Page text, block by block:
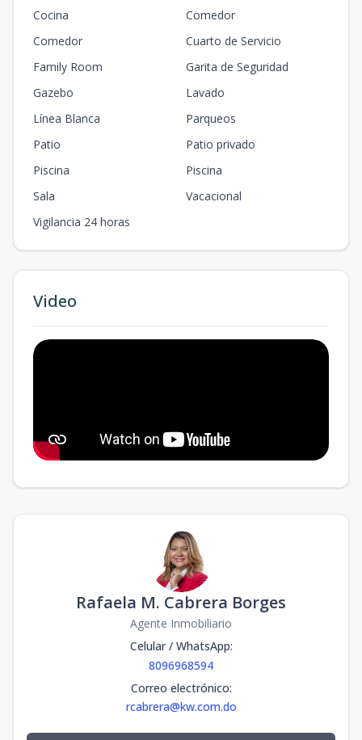
Cocina
Comedor
Comedor
Cuarto de Servicio
Family Room
Garita de Seguridad
Gazebo
Lavado
Línea Blanca
Parqueos
Patio
Patio privado
Piscina
Piscina
Sala
Vacacional
Vigilancia 24 horas
Video
Rafaela M. Cabrera Borges
Agente Inmobiliario
Celular / WhatsApp:
8096968594
Correo electrónico:
rcabrera@kw.com.do